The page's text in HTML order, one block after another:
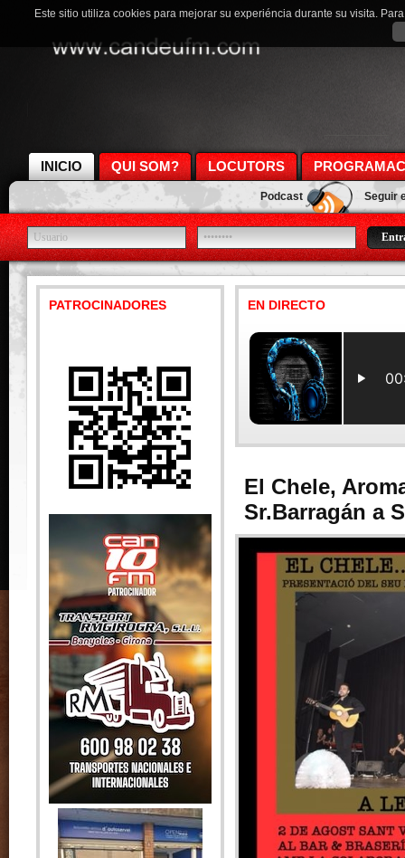
INICIO QUI SOM? LOCUTORS
Podcast Seguir
PATROCINADORES EN DIRECTO
El Chele,
Sr.Barragán a
Este sitio utiliza cookies para mejorar su experiéncia durante su visita.